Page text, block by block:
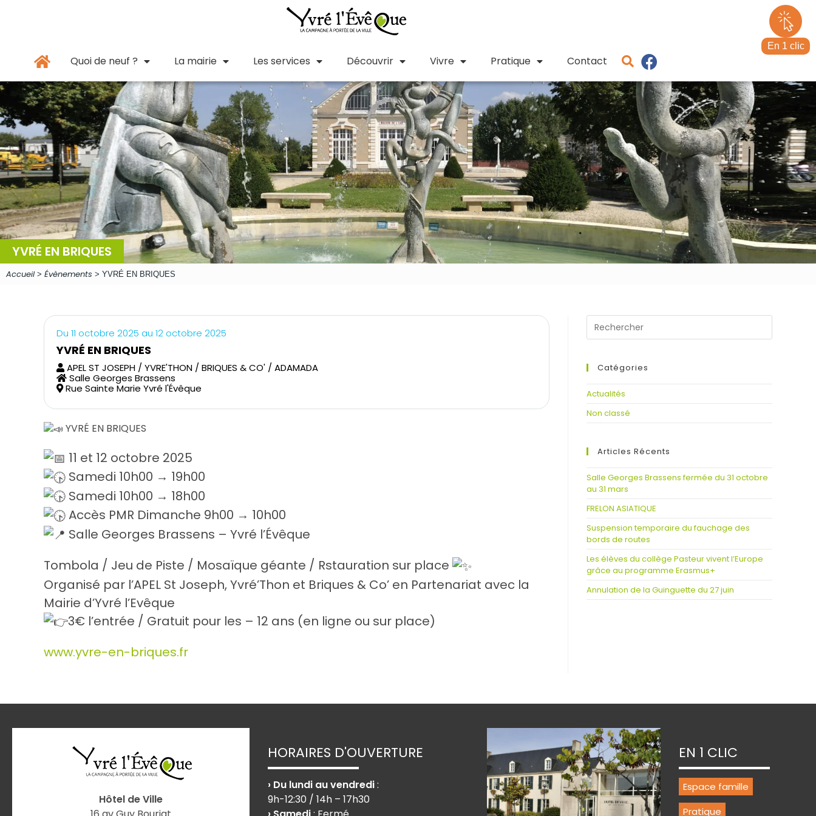
En 1 clic
Quoi de neuf ? La mairie Les services Découvrir Vivre Pratique Contact
YVRÉ EN BRIQUES
Accueil> Évènements > YVRÉ EN BRIQUES
Du 11 octobre 2025 au 12 octobre 2025
YVRÉ EN BRIQUES
APEL ST JOSEPH / YVRE'THON / BRIQUES & CO' / ADAMADA
Salle Georges Brassens
Rue Sainte Marie Yvré l'Évêque
YVRÉ EN BRIQUES
11 et 12 octobre 2025
Samedi 10h00 → 19h00
Samedi 10h00 → 18h00
Accès PMR Dimanche 9h00 → 10h00
Salle Georges Brassens – Yvré l’Évêque
Tombola / Jeu de Piste / Mosaïque géante / Rstauration sur place
Organisé par l’APEL St Joseph, Yvré’Thon et Briques & Co’ en Partenariat avec la
Mairie d’Yvré l’Evêque
3€ l’entrée / Gratuit pour les – 12 ans (en ligne ou sur place)
www.yvre-en-briques.fr
Catégories
Actualités
Non classé
Articles Récents
Salle Georges Brassens fermée du 31 octobre
au 31 mars
FRELON ASIATIQUE
Suspension temporaire du fauchage des
bords de routes
Les élèves du collège Pasteur vivent l’Europe
grâce au programme Erasmus+
Annulation de la Guinguette du 27 juin
Hôtel de Ville
HORAIRES D'OUVERTURE
› Du lundi au vendredi:
9h-12:30 / 14h – 17h30
EN 1 CLIC
Espace famille
Pratique